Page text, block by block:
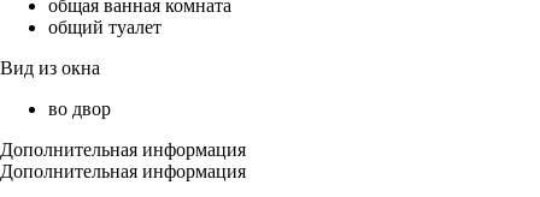
общая ванная комната
общий туалет
Вид из окна
во двор
Дополнительная информация
Дополнительная информация